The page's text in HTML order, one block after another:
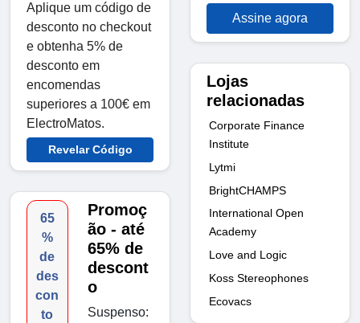
Aplique um código de
desconto no checkout
e obtenha 5% de
desconto em
encomendas
superiores a 100€ em
ElectroMatos.
Revelar Código
65
%
de
des
con
to
Promoç
ão - até
65% de
descont
o
Suspenso:
Assine agora
Lojas
relacionadas
Corporate Finance
Institute
Lytmi
BrightCHAMPS
International Open
Academy
Love and Logic
Koss Stereophones
Ecovacs